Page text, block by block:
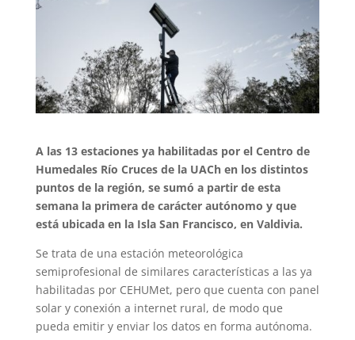
A las 13 estaciones ya habilitadas por el Centro de
Humedales Río Cruces de la UACh en los distintos
puntos de la región, se sumó a partir de esta
semana la primera de carácter autónomo y que
está ubicada en la Isla San Francisco, en Valdivia.
Se trata de una estación meteorológica
semiprofesional de similares características a las ya
habilitadas por CEHUMet, pero que cuenta con panel
solar y conexión a internet rural, de modo que
pueda emitir y enviar los datos en forma autónoma.